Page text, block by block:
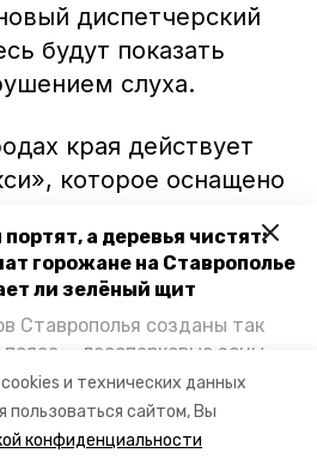
и технических данных
пользоваться сайтом, Вы
конфиденциальности
а деревья чистят:
горожане на Ставрополье
ли зелёный щит
Ставрополья созданы так
— лесопарковые зоны,
воздействие выхлопных
ли они с
автотранспорта и
жители края, узнала
диспетчерский
будут показать
слуха.
края действует
которое оснащено
числе инвалидов-
на Ставрополье
проект
мир».